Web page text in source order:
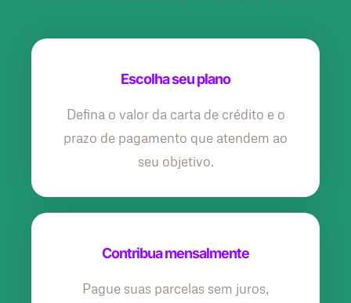
Escolha seu plano
Defina o valor da carta de crédito e o
prazo de pagamento que atendem ao
seu objetivo.
Contribua mensalmente
Pague suas parcelas sem juros,